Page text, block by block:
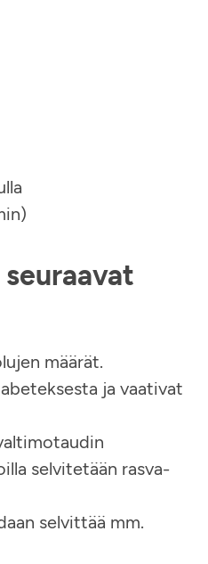
määrät.
ja vaativat
selvitetään rasva-
selvittää mm.